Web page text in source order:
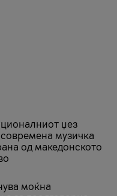
џез
музичка
од македонското
моќна